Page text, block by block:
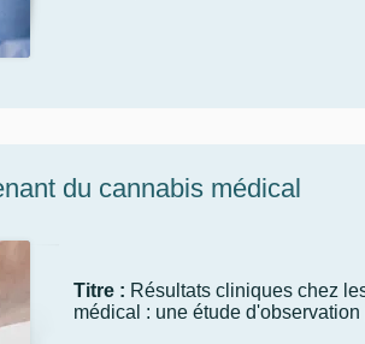
du cannabis médical
Titre : Résultats cliniques chez
médical : une étude